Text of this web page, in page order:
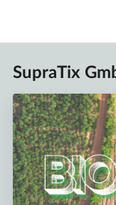
SupraTix